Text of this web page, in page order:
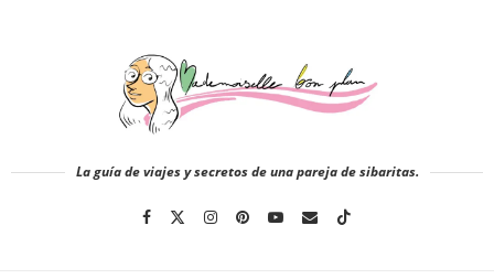
La guía de viajes y secretos de una pareja de sibaritas.